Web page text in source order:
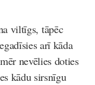
viltīgs, tāpēc
arī kāda
nevēlies doties
kādu sirsnīgu